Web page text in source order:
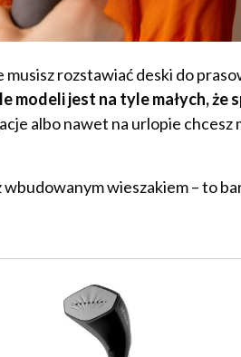
rozstawiać deski do
modeli jest na tyle małych, że
albo nawet na urlopie
wbudowanym wieszakiem – to